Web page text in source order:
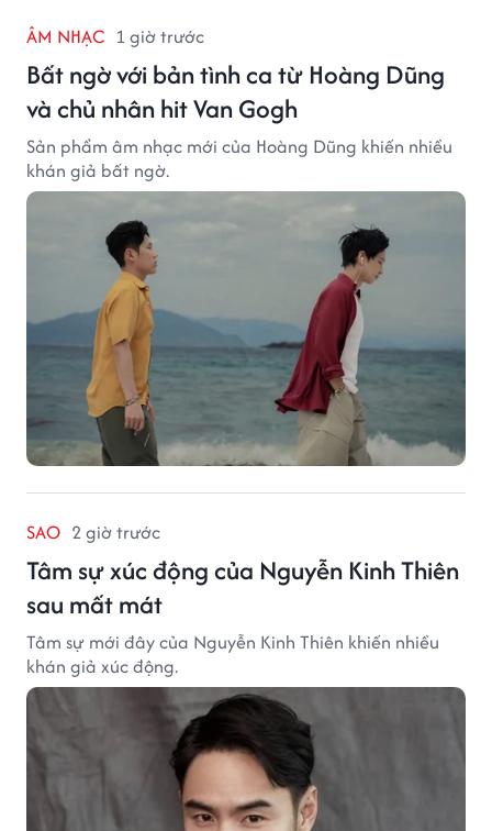
ÂM NHẠC 1 giờ trước
Bất ngờ với bản tình ca từ Hoàng Dũng
và chủ nhân hit Van Gogh
Sản phẩm âm nhạc mới của Hoàng Dũng khiến nhiều
khán giả bất ngờ.
SAO 2 giờ trước
Tâm sự xúc động của Nguyễn Kinh Thiên
sau mất mát
Tâm sự mới đây của Nguyễn Kinh Thiên khiến nhiều
khán giả xúc động.